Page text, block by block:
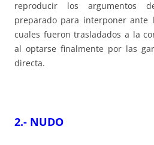
reproducir los argumentos
preparado para interponer ante
cuales fueron trasladados a la
al optarse finalmente por las
directa.
2.- NUDO